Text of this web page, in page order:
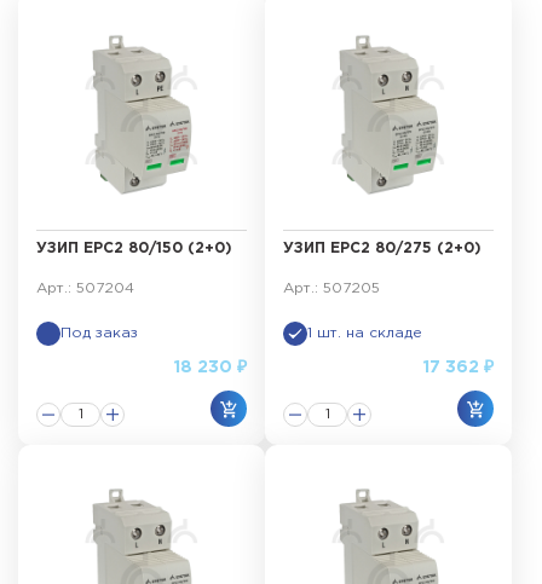
УЗИП ЕРС2 80/150 (2+0)
Арт.: 507204
Под заказ
18 230 ₽
УЗИП ЕРС2 80/275 (2+0)
Арт.: 507205
1 шт. на складе
17 362 ₽